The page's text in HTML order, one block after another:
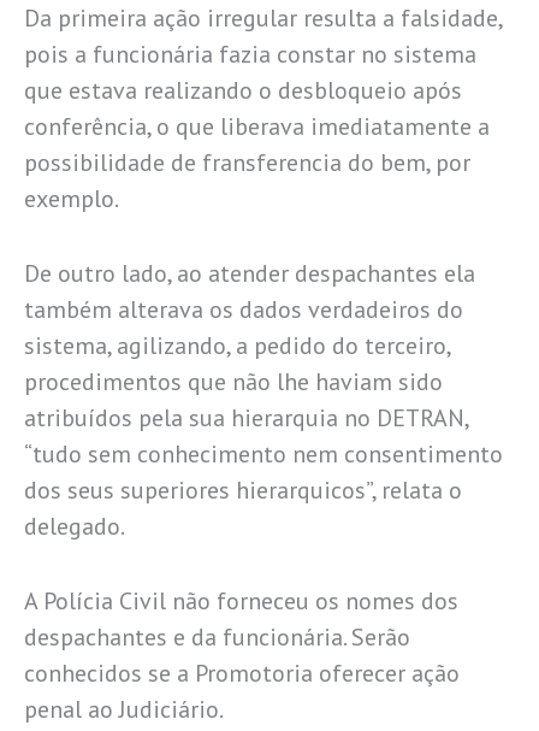
Da primeira ação irregular resulta a falsidade,
pois a funcionária fazia constar no sistema
que estava realizando o desbloqueio após
conferência, o que liberava imediatamente a
possibilidade de fransferencia do bem, por
exemplo.
De outro lado, ao atender despachantes ela
também alterava os dados verdadeiros do
sistema, agilizando, a pedido do terceiro,
procedimentos que não lhe haviam sido
atribuídos pela sua hierarquia no DETRAN,
“tudo sem conhecimento nem consentimento
dos seus superiores hierarquicos”, relata o
delegado.
A Polícia Civil não forneceu os nomes dos
despachantes e da funcionária. Serão
conhecidos se a Promotoria oferecer ação
penal ao Judiciário.